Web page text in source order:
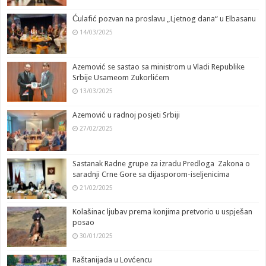
Ćulafić pozvan na proslavu „Ljetnog dana“ u Elbasanu
14/03/2025
Azemović se sastao sa ministrom u Vladi Republike
Srbije Usameom Zukorlićem
13/03/2025
Azemović u radnoj posjeti Srbiji
27/02/2025
Sastanak Radne grupe za izradu Predloga Zakona o
saradnji Crne Gore sa dijasporom-iseljenicima
21/02/2025
Kolašinac ljubav prema konjima pretvorio u uspješan
posao
30/01/2025
Raštanijada u Lovćencu